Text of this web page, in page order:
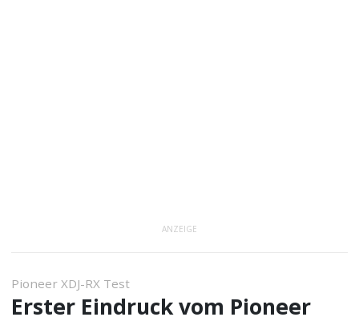
ANZEIGE
Pioneer XDJ-RX Test
Erster Eindruck vom Pioneer